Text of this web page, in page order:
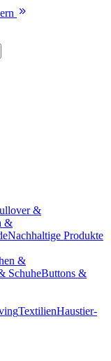
&
&
Nachhaltige Produkte
&
SchuheButtons &
TextilienHaustier-